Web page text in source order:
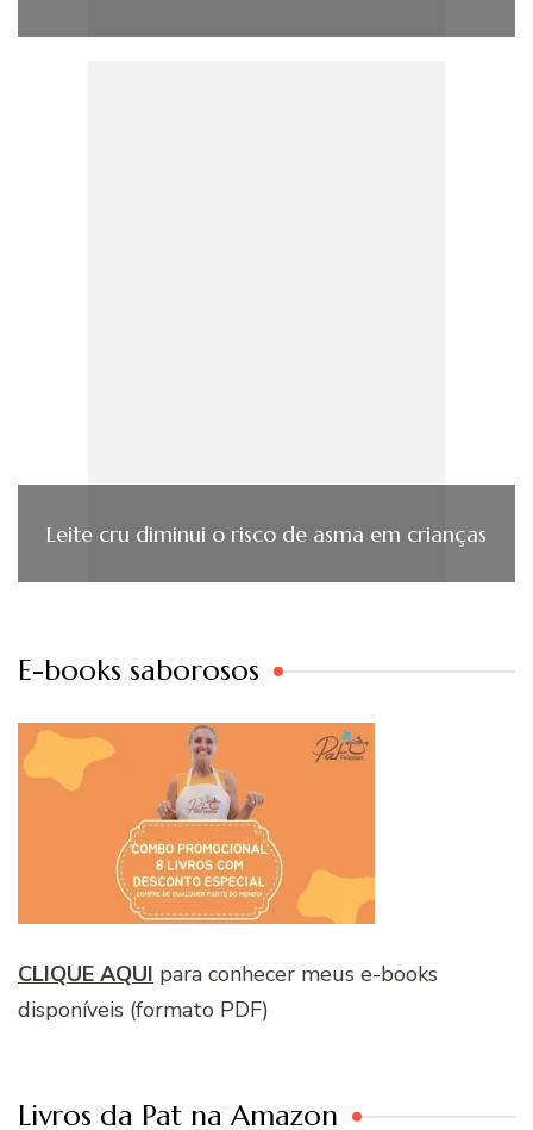
Leite cru diminui o risco de asma em crianças
E-books saborosos
CLIQUE AQUI para conhecer meus e-books
disponíveis (formato PDF)
Livros da Pat na Amazon